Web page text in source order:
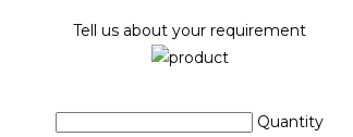
Tell us about your requirement
Quantity